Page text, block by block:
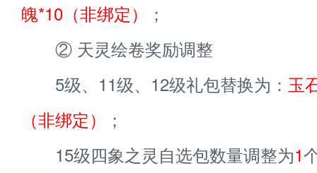
魄*10（非绑定）
；
② 天灵绘卷奖励调整
5级、11级、12级礼包替换为： 玉
（非绑定）
；
15级四象之灵自选包数量调整为1